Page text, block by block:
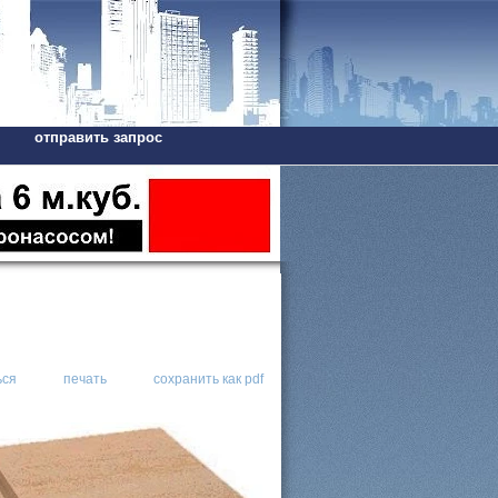
отправить запрос
печать сохранить как pdf